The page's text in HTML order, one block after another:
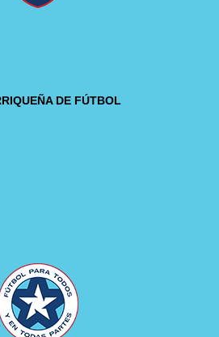
DE FÚTBOL